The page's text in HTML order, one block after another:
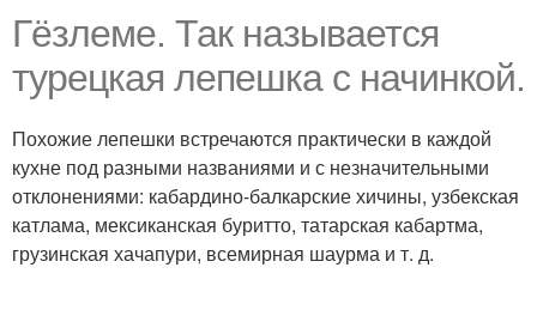
Гёзлеме. Так называется
турецкая лепешка с начинкой.
Похожие лепешки встречаются практически в каждой
кухне под разными названиями и с незначительными
отклонениями: кабардино-балкарские хичины, узбекская
катлама, мексиканская буритто, татарская кабартма,
грузинская хачапури, всемирная шаурма и т. д.